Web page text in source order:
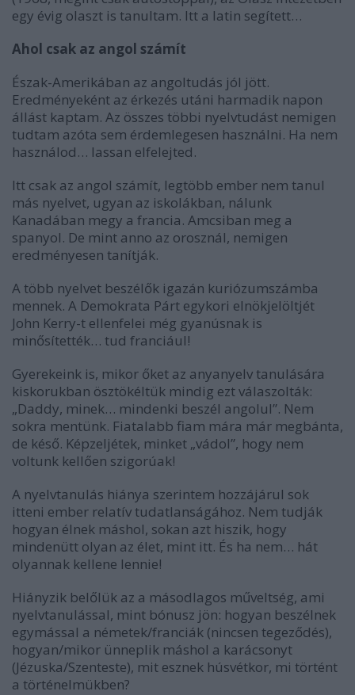
egy évig olaszt is tanultam. Itt a latin segített…
Ahol csak az angol számít
Észak-Amerikában az angoltudás jól jött.
Eredményeként az érkezés utáni harmadik napon
állást kaptam. Az összes többi nyelvtudást nemigen
tudtam azóta sem érdemlegesen használni. Ha nem
használod… lassan elfelejted.
Itt csak az angol számít, legtöbb ember nem tanul
más nyelvet, ugyan az iskolákban, nálunk
Kanadában megy a francia. Amcsiban meg a
spanyol. De mint anno az orosznál, nemigen
eredményesen tanítják.
A több nyelvet beszélők igazán kuriózumszámba
mennek. A Demokrata Párt egykori elnökjelöltjét
John Kerry-t ellenfelei még gyanúsnak is
minősítették… tud franciául!
Gyerekeink is, mikor őket az anyanyelv tanulására
kiskorukban ösztökéltük mindig ezt válaszolták:
„Daddy, minek… mindenki beszél angolul”. Nem
sokra mentünk. Fiatalabb fiam mára már megbánta,
de késő. Képzeljétek, minket „vádol”, hogy nem
voltunk kellően szigorúak!
A nyelvtanulás hiánya szerintem hozzájárul sok
itteni ember relatív tudatlanságához. Nem tudják
hogyan élnek máshol, sokan azt hiszik, hogy
mindenütt olyan az élet, mint itt. És ha nem… hát
olyannak kellene lennie!
Hiányzik belőlük az a másodlagos műveltség, ami
nyelvtanulással, mint bónusz jön: hogyan beszélnek
egymással a németek/franciák (nincsen tegeződés),
hogyan/mikor ünneplik máshol a karácsonyt
(Jézuska/Szenteste), mit esznek húsvétkor, mi történt
a történelmükben?